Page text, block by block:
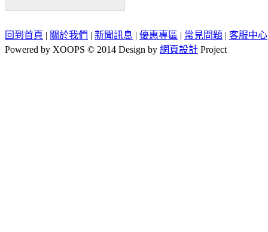
回到首頁 | 關於我們 | 新聞訊息 | 優惠專區 | 常見問題 | 客服中心
Powered by XOOPS © 2014 Design by 網頁設計 Project